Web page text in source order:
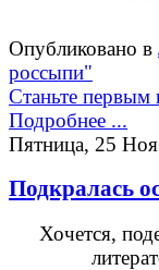
Опубликовано в
россыпи"
Станьте первым
Подробнее ...
Пятница, 25
Подкралась
Хочется,